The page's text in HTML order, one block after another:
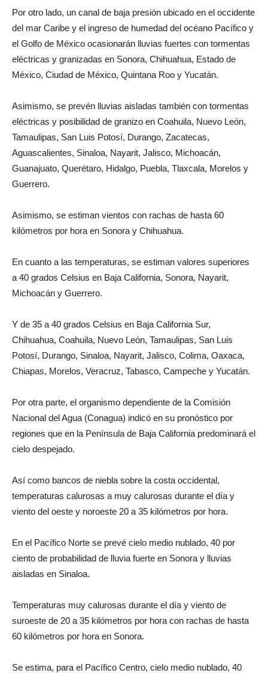
Por otro lado, un canal de baja presión ubicado en el occidente
del mar Caribe y el ingreso de humedad del océano Pacífico y
el Golfo de México ocasionarán lluvias fuertes con tormentas
eléctricas y granizadas en Sonora, Chihuahua, Estado de
México, Ciudad de México, Quintana Roo y Yucatán.
Asimismo, se prevén lluvias aisladas también con tormentas
eléctricas y posibilidad de granizo en Coahuila, Nuevo León,
Tamaulipas, San Luis Potosí, Durango, Zacatecas,
Aguascalientes, Sinaloa, Nayarit, Jalisco, Michoacán,
Guanajuato, Querétaro, Hidalgo, Puebla, Tlaxcala, Morelos y
Guerrero.
Asimismo, se estiman vientos con rachas de hasta 60
kilómetros por hora en Sonora y Chihuahua.
En cuanto a las temperaturas, se estiman valores superiores
a 40 grados Celsius en Baja California, Sonora, Nayarit,
Michoacán y Guerrero.
Y de 35 a 40 grados Celsius en Baja California Sur,
Chihuahua, Coahuila, Nuevo León, Tamaulipas, San Luis
Potosí, Durango, Sinaloa, Nayarit, Jalisco, Colima, Oaxaca,
Chiapas, Morelos, Veracruz, Tabasco, Campeche y Yucatán.
Por otra parte, el organismo dependiente de la Comisión
Nacional del Agua (Conagua) indicó en su pronóstico por
regiones que en la Península de Baja California predominará el
cielo despejado.
Así como bancos de niebla sobre la costa occidental,
temperaturas calurosas a muy calurosas durante el día y
viento del oeste y noroeste 20 a 35 kilómetros por hora.
En el Pacífico Norte se prevé cielo medio nublado, 40 por
ciento de probabilidad de lluvia fuerte en Sonora y lluvias
aisladas en Sinaloa.
Temperaturas muy calurosas durante el día y viento de
suroeste de 20 a 35 kilómetros por hora con rachas de hasta
60 kilómetros por hora en Sonora.
Se estima, para el Pacífico Centro, cielo medio nublado, 40